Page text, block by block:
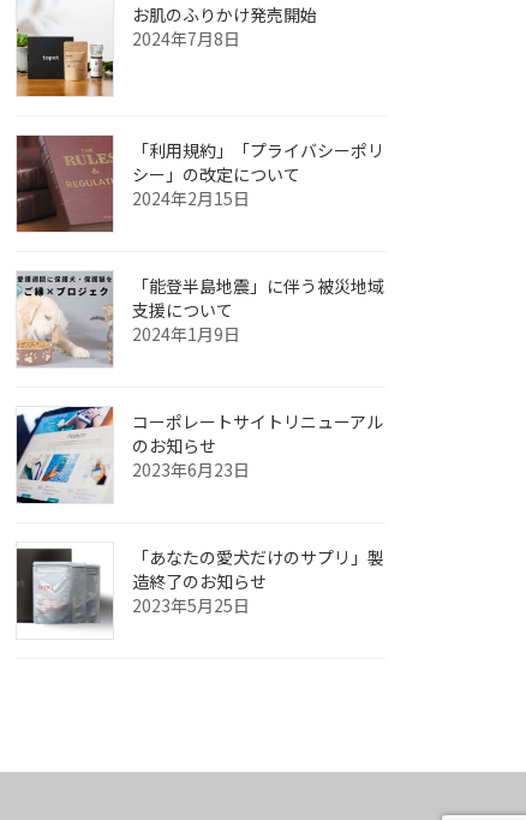
お肌のふりかけ発売開始
2024年7月8日
「利用規約」「プライバシーポリ
シー」の改定について
2024年2月15日
「能登半島地震」に伴う被災地域
支援について
2024年1月9日
コーポレートサイトリニューアル
のお知らせ
2023年6月23日
「あなたの愛犬だけのサプリ」製
造終了のお知らせ
2023年5月25日